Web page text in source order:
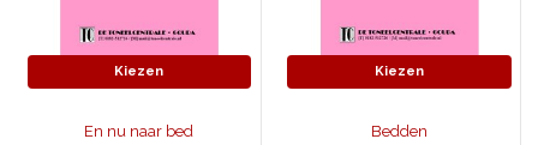
Kiezen
En nu naar bed
Kiezen
Bedden